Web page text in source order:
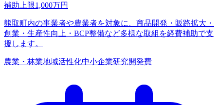
補助上限1,000万円
熊取町内の事業者や農業者を対象に、商品開発・販路拡大・
創業・生産性向上・BCP整備など多様な取組を経費補助で支
援します。
農業・林業地域活性化中小企業研究開発費